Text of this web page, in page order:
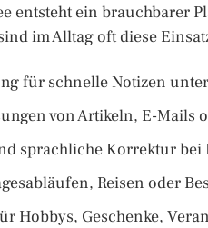
entsteht ein brauchbarer
im Alltag oft diese
für schnelle Notizen
von Artikeln, E-Mails
sprachliche Korrektur
Reisen oder
Hobbys, Geschenke,